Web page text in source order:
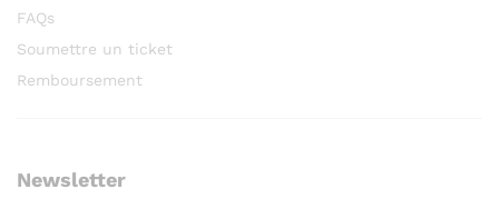
FAQs
Soumettre un ticket
Remboursement
Newsletter